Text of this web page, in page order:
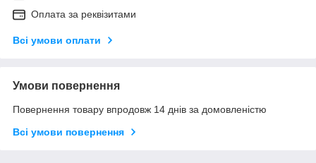
Оплата за реквізитами
Всі умови оплати
Умови повернення
Повернення товару впродовж 14 днів за домовленістю
Всі умови повернення